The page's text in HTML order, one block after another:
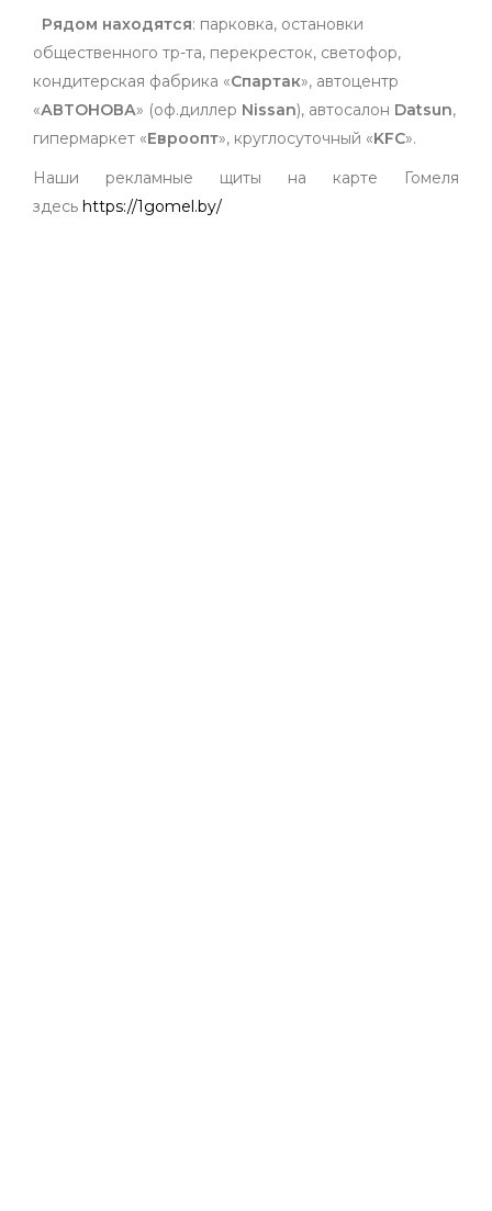
Рядом находятся: парковка, остановки
общественного тр-та, перекресток, светофор,
кондитерская фабрика «Спартак», автоцентр
«АВТОНОВА» (оф.диллер Nissan), автосалон Datsun,
гипермаркет «Евроопт», круглосуточный «KFC».
Наши рекламные щиты на карте Гомеля
здесь https://1gomel.by/